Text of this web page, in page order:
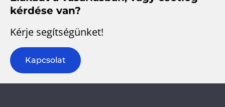
kérdése van?
Kérje segítségünket!
Kapcsolat